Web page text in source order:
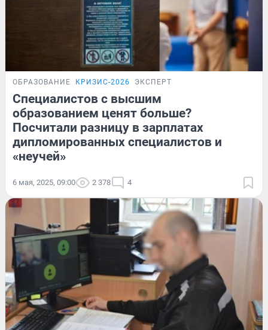
ОБРАЗОВАНИЕ КРИЗИС-2026 ЭКСПЕРТ
Специалистов с высшим
образованием ценят больше?
Посчитали разницу в зарплатах
дипломированных специалистов и
«неучей»
6 мая, 2025, 09:00 2 378 4